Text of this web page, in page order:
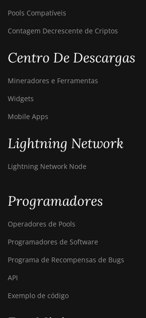
Pools Compatíveis
Contagem Decrescente de Criptos
Centro De Descargas
Mineradores e Ferramentas
Widgets
Mobile Apps
Lightning Network
Lightning Network Node
Programadores
Operadores de Pools
Programadores de Software
Programa de Recompensas de Bugs
API
Exemplo de código